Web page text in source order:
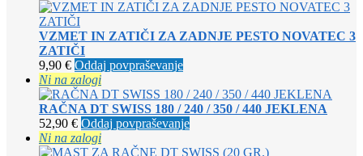
VZMET IN ZATIČI ZA ZADNJE PESTO NOVATEC 3
ZATIČI
9,90 € Oddaj povpraševanje
Ni na zalogi
RAČNA DT SWISS 180 / 240 / 350 / 440 JEKLENA
52,90 € Oddaj povpraševanje
Ni na zalogi